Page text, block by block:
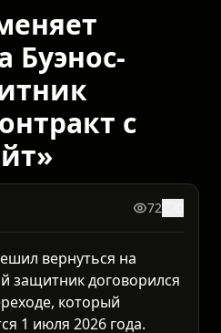
Буэнос-
с
72
вернуться на
защитник договорился
который
1 июля 2026 года.